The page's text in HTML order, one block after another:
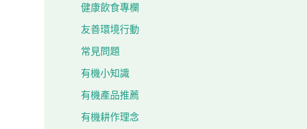
健康飲食專欄
友善環境行動
常見問題
有機小知識
有機產品推薦
有機耕作理念